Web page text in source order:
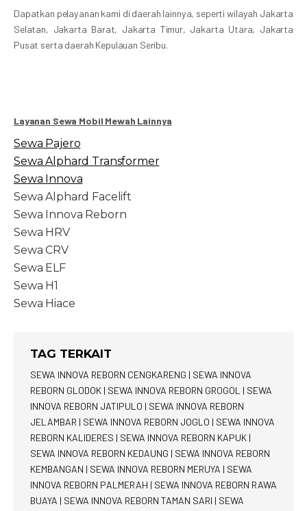
Dapatkan pelayanan kami di daerah lainnya, seperti wilayah Jakarta
Selatan, Jakarta Barat, Jakarta Timur, Jakarta Utara, Jakarta
Pusat serta daerah Kepulauan Seribu.
Layanan Sewa Mobil Mewah Lainnya
Sewa Pajero
Sewa Alphard Transformer
Sewa Innova
Sewa Alphard Facelift
Sewa Innova Reborn
Sewa HRV
Sewa CRV
Sewa ELF
Sewa H1
Sewa Hiace
TAG TERKAIT
SEWA INNOVA REBORN CENGKARENG | SEWA INNOVA
REBORN GLODOK | SEWA INNOVA REBORN GROGOL | SEWA
INNOVA REBORN JATIPULO | SEWA INNOVA REBORN
JELAMBAR | SEWA INNOVA REBORN JOGLO | SEWA INNOVA
REBORN KALIDERES | SEWA INNOVA REBORN KAPUK |
SEWA INNOVA REBORN KEDAUNG | SEWA INNOVA REBORN
KEMBANGAN | SEWA INNOVA REBORN MERUYA | SEWA
INNOVA REBORN PALMERAH | SEWA INNOVA REBORN RAWA
BUAYA | SEWA INNOVA REBORN TAMAN SARI | SEWA